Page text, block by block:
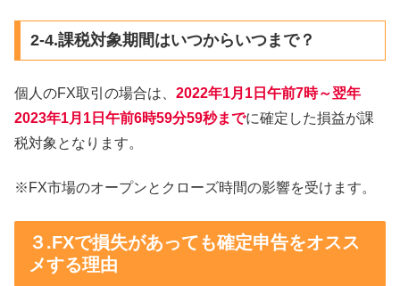
2-4.課税対象期間はいつからいつまで？
個人のFX取引の場合は、 2022年1月1日午前7時～翌年
2023年1月1日午前6時59分59秒までに確定した損益が課
税対象となります。
※FX市場のオープンとクローズ時間の影響を受けます。
３.FXで損失があっても確定申告をオスス
メする理由